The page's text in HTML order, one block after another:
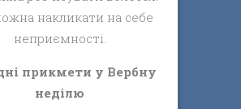
накликати на себе
неприємності.
прикмети у Вербну
неділю